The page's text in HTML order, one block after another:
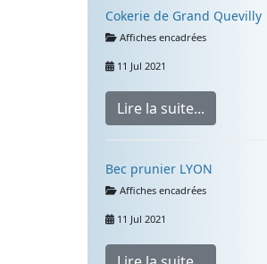
Cokerie de Grand Quevilly
Détails
Affiches encadrées
11 Jul 2021
Lire la suite...
Bec prunier LYON
Détails
Affiches encadrées
11 Jul 2021